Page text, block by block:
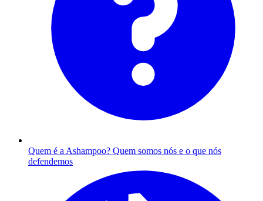
Quem é a Ashampoo? Quem somos nós e o que nós
defendemos